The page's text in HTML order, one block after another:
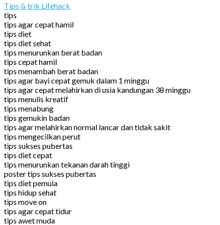
Tips & trik Lifehack
tips
tips agar cepat hamil
tips diet
tips diet sehat
tips menurunkan berat badan
tips cepat hamil
tips menambah berat badan
tips agar bayi cepat gemuk dalam 1 minggu
tips agar cepat melahirkan di usia kandungan 38 minggu
tips menulis kreatif
tips menabung
tips gemukin badan
tips agar melahirkan normal lancar dan tidak sakit
tips mengecilkan perut
tips sukses pubertas
tips diet cepat
tips menurunkan tekanan darah tinggi
poster tips sukses pubertas
tips diet pemula
tips hidup sehat
tips move on
tips agar cepat tidur
tips awet muda